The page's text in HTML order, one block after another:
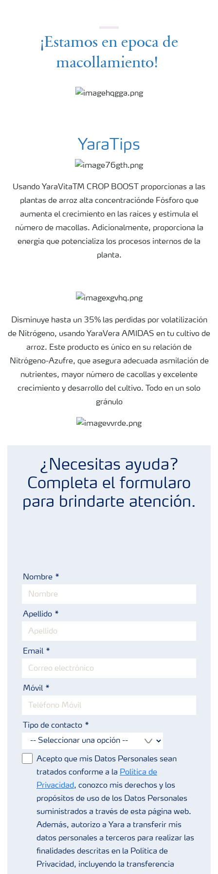
manejo de
fertilizantes
Soluciones
¡Estamos en epoca de
macollamiento!
YaraTips
Usando YaraVitaTM CROP BOOST proporcionas a las
plantas de arroz alta concentraciónde Fósforo que
aumenta el crecimiento en las raices y estimula el
número de macollas. Adicionalmente, proporciona la
energia que potencializa los procesos internos de la
planta.
Disminuye hasta un 35% las perdidas por volatilización
de Nitrógeno, usando YaraVera AMIDAS en tu cultivo de
arroz. Este producto es único en su relación de
Nitrógeno-Azufre, que asegura adecuada asmilación de
nutrientes, mayor número de cacollas y excelente
crecimiento y desarrollo del cultivo. Todo en un solo
gránulo
¿Necesitas ayuda?
Completa el formularo
para brindarte atención.
Nombre
Apellido
Email
Móvil
Tipo de contacto
Acepto que mis Datos Personales sean
tratados conforme a la Política de
Privacidad, conozco mis derechos y los
propósitos de uso de los Datos Personales
suministrados a través de esta página web.
Además, autorizo a Yara a transferir mis
datos personales a terceros para realizar las
finalidades descritas en la Política de
Privacidad, incluyendo la transferencia